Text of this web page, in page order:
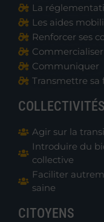
La
Les aides
Renforcer ses
Commercialiser
Communiquer
Transmettre sa
COLLECTIVITÉS
Agir sur la
Introduire du
collective
Faciliter
saine
CITOYENS